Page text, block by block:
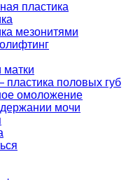
пластика
мезонитями
матки
половых губ
омоложение
мочи